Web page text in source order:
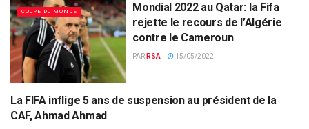
COUPE DU MONDE
Mondial 2022 au Qatar: la Fifa
rejette le recours de l’Algérie
contre le Cameroun
PAR RSA 15/05/2022
AFRIQUE
La FIFA inflige 5 ans de suspension au président de la
CAF, Ahmad Ahmad